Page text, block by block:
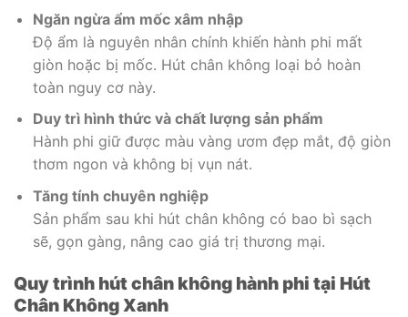
Ngăn ngừa ẩm mốc xâm nhập
Độ ẩm là nguyên nhân chính khiến hành phi mất
giòn hoặc bị mốc. Hút chân không loại bỏ hoàn
toàn nguy cơ này.
Duy trì hình thức và chất lượng sản phẩm
Hành phi giữ được màu vàng ươm đẹp mắt, độ giòn
thơm ngon và không bị vụn nát.
Tăng tính chuyên nghiệp
Sản phẩm sau khi hút chân không có bao bì sạch
sẽ, gọn gàng, nâng cao giá trị thương mại.
Quy trình hút chân không hành phi tại Hút
Chân Không Xanh